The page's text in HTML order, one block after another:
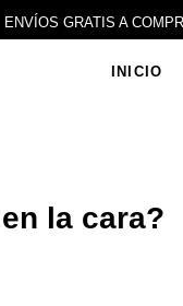
ENVÍOS GRATIS A
INICIO
la cara?